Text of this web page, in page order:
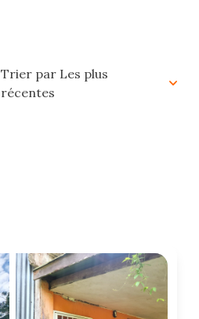
Trier par Les plus
récentes